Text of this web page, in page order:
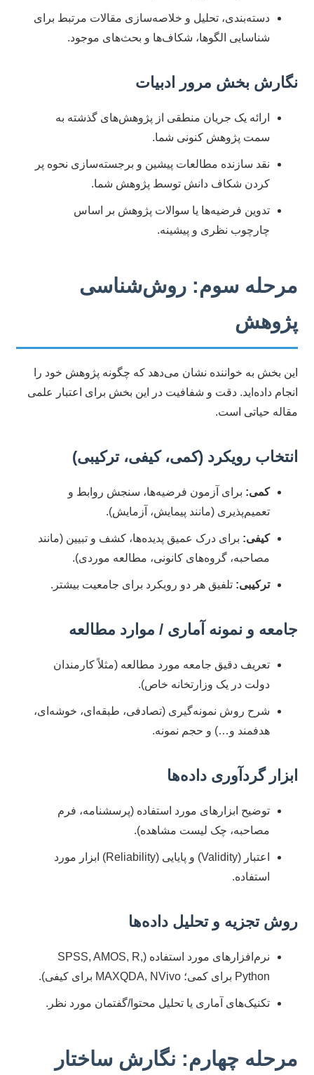
دسته‌بندی، تحلیل و خلاصه‌سازی مقالات مرتبط برای
شناسایی الگوها، شکاف‌ها و بحث‌های موجود.
نگارش بخش مرور ادبیات
ارائه یک جریان منطقی از پژوهش‌های گذشته به
سمت پژوهش کنونی شما.
نقد سازنده مطالعات پیشین و برجسته‌سازی نحوه پر
کردن شکاف دانش توسط پژوهش شما.
تدوین فرضیه‌ها یا سوالات پژوهش بر اساس
چارچوب نظری و پیشینه.
مرحله سوم: روش‌شناسی
پژوهش
این بخش به خواننده نشان می‌دهد که چگونه پژوهش خود را
انجام داده‌اید. دقت و شفافیت در این بخش برای اعتبار علمی
مقاله حیاتی است.
انتخاب رویکرد (کمی، کیفی، ترکیبی)
کمی: برای آزمون فرضیه‌ها، سنجش روابط و
تعمیم‌پذیری (مانند پیمایش، آزمایش).
کیفی: برای درک عمیق پدیده‌ها، کشف و تبیین (مانند
مصاحبه، گروه‌های کانونی، مطالعه موردی).
ترکیبی: تلفیق هر دو رویکرد برای جامعیت بیشتر.
جامعه و نمونه آماری / موارد مطالعه
تعریف دقیق جامعه مورد مطالعه (مثلاً کارمندان
دولت در یک وزارتخانه خاص).
شرح روش نمونه‌گیری (تصادفی، طبقه‌ای، خوشه‌ای،
هدفمند و…) و حجم نمونه.
ابزار گردآوری داده‌ها
توضیح ابزارهای مورد استفاده (پرسشنامه، فرم
مصاحبه، چک لیست مشاهده).
اعتبار (Validity) و پایایی (Reliability) ابزار مورد
استفاده.
روش تجزیه و تحلیل داده‌ها
نرم‌افزارهای مورد استفاده (SPSS, AMOS, R,
Python برای کمی؛ MAXQDA, NVivo برای کیفی).
تکنیک‌های آماری یا تحلیل محتوا/گفتمان مورد نظر.
مرحله چهارم: نگارش ساختار